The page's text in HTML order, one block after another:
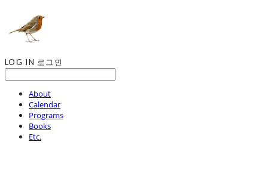
LOG IN 로그인
About
Calendar
Programs
Books
Etc.